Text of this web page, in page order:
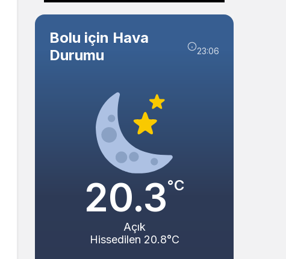
Bolu için Hava
Durumu
23:06
20.3°C
Açık
Hissedilen 20.8°C